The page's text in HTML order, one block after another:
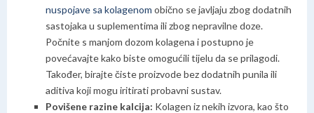
nuspojave sa kolagenom obično se javljaju zbog dodatnih
sastojaka u suplementima ili zbog nepravilne doze.
Počnite s manjom dozom kolagena i postupno je
povećavajte kako biste omogućili tijelu da se prilagodi.
Također, birajte čiste proizvode bez dodatnih punila ili
aditiva koji mogu iritirati probavni sustav.
Povišene razine kalcija: Kolagen iz nekih izvora, kao što